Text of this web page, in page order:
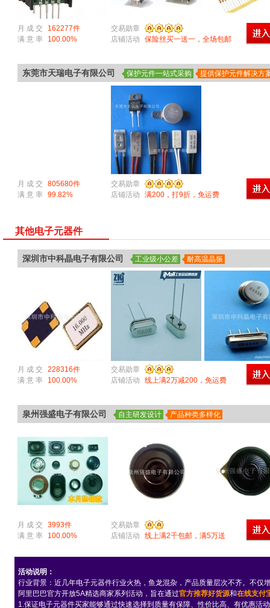
月 成 交 162277件
交易勋章
满 意 率
100.00% 店铺活动 保险丝买一送一，全场包邮
东莞市天瑞电子有限公司 保护元件一站式采购 提供保护元件解决方
月 成 交 805680件
交易勋章
满 意 率 99.82% 店铺活动 满200，打9折，免运费
其他电子元器件
深圳市中科晶电子有限公司 工业级小公差 耐高温晶振
月 成 交 228316件
交易勋章
满 意 率
100.00% 店铺活动 线上满2万减200，免运费
泉州强盛电子有限公司 自主研发设计 产品种类多样化
月 成 交 3993件
交易勋章
满 意 率
100.00% 店铺活动
线上满2千包邮，满5万送
活动说明：
行业背景：近几年电子元器件行业火热，鱼龙混杂，产品质量层次不齐。不
阿里巴巴官方开放5A精选商家系列活动，旨在通过官方推荐好货源和在线支付
1.保证电子元器件买家能够通过快速选择到质量有保障、性价比高、有优惠活